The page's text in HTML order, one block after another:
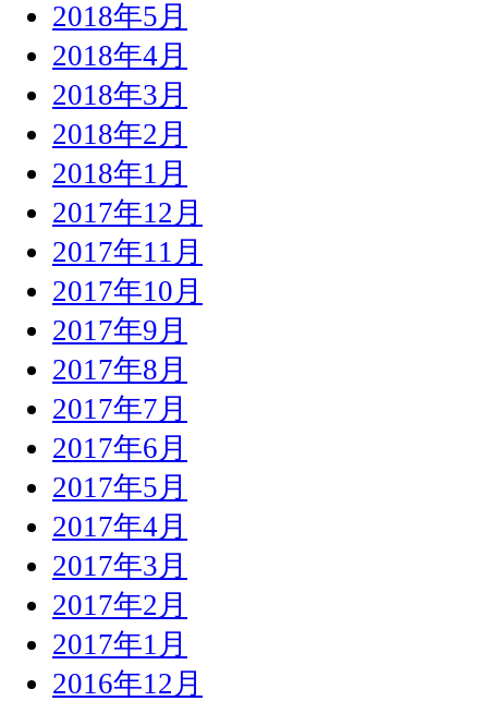
2018年5月
2018年4月
2018年3月
2018年2月
2018年1月
2017年12月
2017年11月
2017年10月
2017年9月
2017年8月
2017年7月
2017年6月
2017年5月
2017年4月
2017年3月
2017年2月
2017年1月
2016年12月